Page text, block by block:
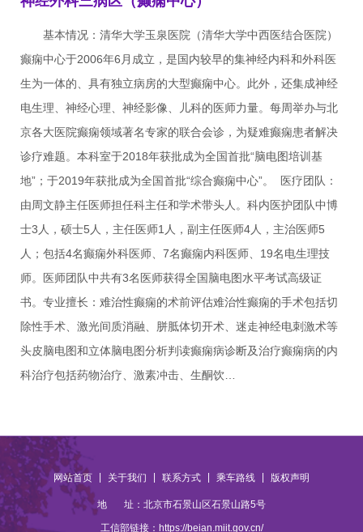
基本情况：清华大学玉泉医院（清华大学中西医结合医院）
癫痫中心于2006年6月成立，是国内较早的集神经内科和外科医
生为一体的、具有独立病房的大型癫痫中心。此外，还集成神经
电生理、神经心理、神经影像、儿科的医师力量。每周举办与北
京各大医院癫痫领域著名专家的联合会诊，为疑难癫痫患者解决
诊疗难题。本科室于2018年获批成为全国首批“脑电图培训基
地”；于2019年获批成为全国首批“综合癫痫中心”。 医疗团队：
由周文静主任医师担任科主任和学术带头人。科内医护团队中博
士3人，硕士5人，主任医师1人，副主任医师4人，主治医师5
人；包括4名癫痫外科医师、7名癫痫内科医师、19名电生理技
师。医师团队中共有3名医师获得全国脑电图水平考试高级证
书。专业擅长：难治性癫痫的术前评估难治性癫痫的手术包括切
除性手术、激光间质消融、胼胝体切开术、迷走神经电刺激术等
头皮脑电图和立体脑电图分析判读癫痫病诊断及治疗癫痫病的内
科治疗包括药物治疗、激素冲击、生酮饮…
网站首页 关于我们 联系方式 乘车路线 版权声明
地 址：北京市石景山区石景山路5号
工信部链接： https://beian.miit.gov.cn/